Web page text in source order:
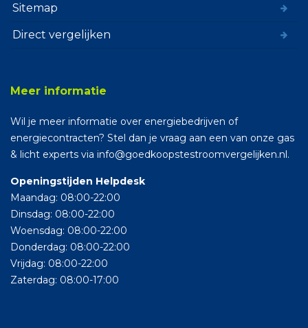
Sitemap
Direct vergelijken
Meer informatie
Wil je meer informatie over energiebedrijven of
energiecontracten? Stel dan je vraag aan een van onze gas
& licht experts via info@goedkoopstestroomvergelijken.nl.
Openingstijden Helpdesk
Maandag: 08:00-22:00
Dinsdag: 08:00-22:00
Woensdag: 08:00-22:00
Donderdag: 08:00-22:00
Vrijdag: 08:00-22:00
Zaterdag: 08:00-17:00